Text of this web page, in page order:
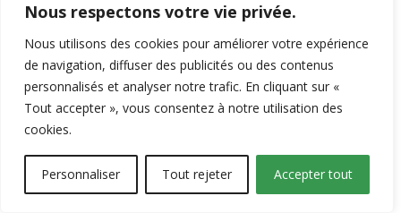
Nous respectons votre vie privée.
Nous utilisons des cookies pour améliorer votre expérience
de navigation, diffuser des publicités ou des contenus
personnalisés et analyser notre trafic. En cliquant sur «
Tout accepter », vous consentez à notre utilisation des
cookies.
Personnaliser Tout rejeter Accepter tout
Agence créative Constella